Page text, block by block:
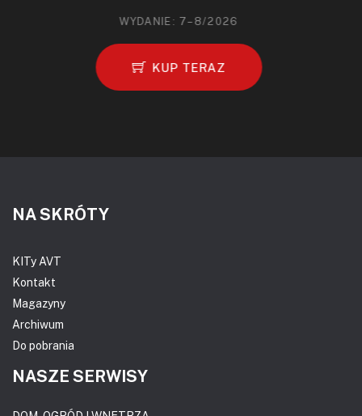
WYDANIE: 7–8/2026
KUP TERAZ
NA SKRÓTY
KITy AVT
Kontakt
Magazyny
Archiwum
Do pobrania
NASZE SERWISY